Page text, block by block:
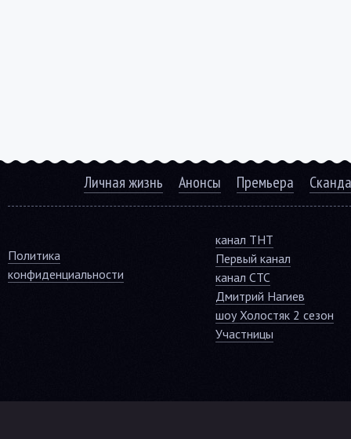
Личная жизнь Анонсы Премьера
Политика
конфиденциальности
канал ТНТ
Первый канал
канал СТС
Дмитрий Нагиев
шоу Холостяк 2 сезон
Участницы